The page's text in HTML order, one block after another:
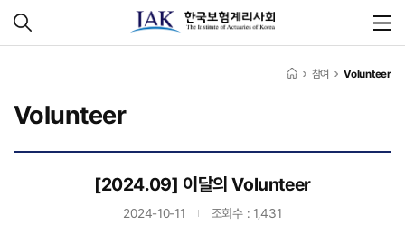
참여 Volunteer
Volunteer
[2024.09] 이달의 Volunteer
2024-10-11 조회수 : 1,431